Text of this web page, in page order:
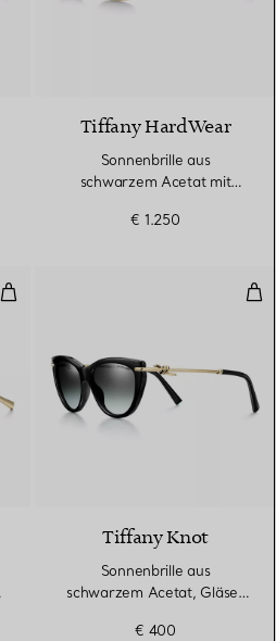
Tiffany HardWear
Sonnenbrille aus
schwarzem Acetat mit
€ 1.250
Sonnenbrille aus
Tiffany Knot
Sonnenbrille aus
schwarzem Acetat, Gläser
€ 400